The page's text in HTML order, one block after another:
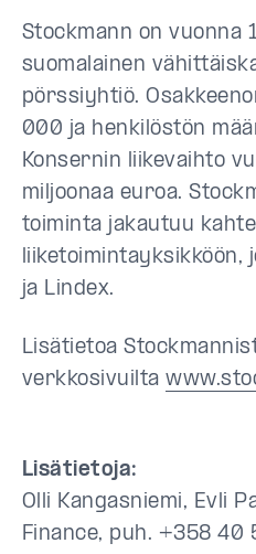
Stockmann on vuonna
suomalainen
pörssiyhtiö.
000 ja henkilöstön
Konsernin liikevaihto
miljoonaa euroa.
toiminta jakautuu
liiketoimintayksikköön,
ja Lindex.
Lisätietoa
verkkosivuilta
Lisätietoja:
Olli Kangasniemi, Evli
Finance, puh. +358 40